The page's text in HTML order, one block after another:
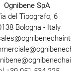
Ognibene SpA
del Tipografo, 6
Bologna - Italy